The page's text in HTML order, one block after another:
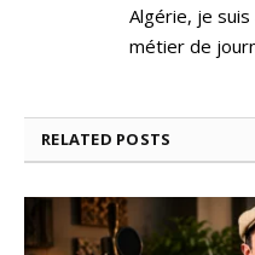
Algérie, je
métier de
RELATED POSTS